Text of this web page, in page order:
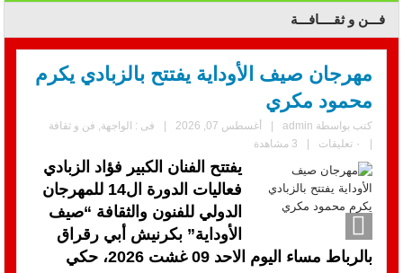
فـــن و ثقــــافـــة
مهرجان صيف الأوداية يفتتح بالزبادي يكرم
محمود مكري
كتب بواسطة admin
| أغسطس 07, 2026 | فى : الواجهة, فن و ثقافة
|
٠ تعليقات | 3 مشاهدة
يفتتح الفنان الكبير فؤاد الزبادي
فعاليات الدورة ال14 للمهرجان
الدولي للفنون والثقافة “صيف
الأوداية” بكرنيش أبي رقراق
بالرباط مساء اليوم الاحد 09 غشت 2026، حكي